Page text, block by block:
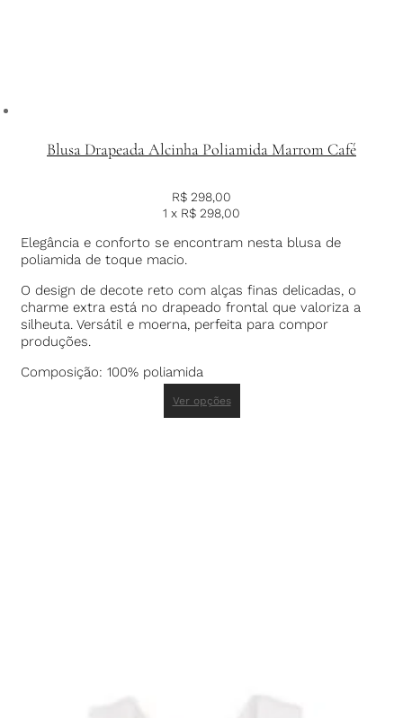
Blusa Drapeada Alcinha Poliamida Marrom Café
R$ 298,00
1 x R$ 298,00
Elegância e conforto se encontram nesta blusa de
poliamida de toque macio.
O design de decote reto com alças finas delicadas, o
charme extra está no drapeado frontal que valoriza a
silheuta. Versátil e moerna, perfeita para compor
produções.
Composição: 100% poliamida
Ver opções